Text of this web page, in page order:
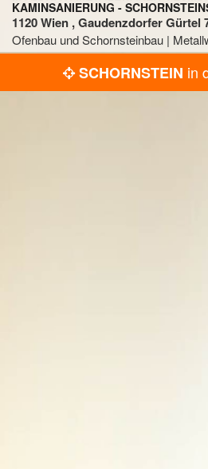
KAMINSANIERUNG -
1120 Wien , Gaudenzdorfer Gürtel
SCHORNSTEIN in